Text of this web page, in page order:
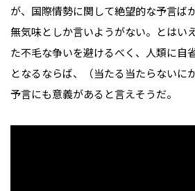
が、国際情勢に関して絶望的な予言ば
無気味としか言いようがない。とはい
た不毛な争いを避けるべく、人類に自
となるならば、（当たる当たらないに
予言にも意義があると言えそうだ。